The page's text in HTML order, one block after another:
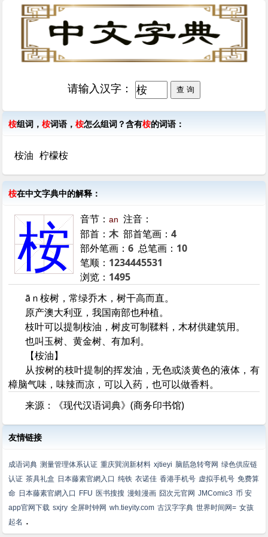
请输入汉字：
桉组词，桉词语，桉怎么组词？含有桉的词语：
桉油 柠檬桉
桉在中文字典中的解释：
桉 音节：an 注音：
部首：木部首笔画：4
部外笔画：6 总笔画： 10
笔顺： 1234445531
浏览： 1495
āｎ桉树，常绿乔木，树干高而直。
原产澳大利亚，我国南部也种植。
枝叶可以提制桉油，树皮可制鞣料，木材供建筑用。
也叫玉树、黄金树、有加利。
【桉油】
从按树的枝叶提制的挥发油，无色或淡黄色的液体，有
樟脑气味，味辣而凉，可以入药，也可以做香料。
来源：《现代汉语词典》(商务印书馆)
友情链接
成语词典 测量管理体系认证 重庆巽润新材料 xjtieyi 脑筋急转弯网 绿色供应链
认证 茶具礼盒 日本藤素官網入口 纯铁 衣诺佳 香港手机号 虚拟手机号 免费算
命 日本藤素官網入口 FFU 医书搜搜 漫蛙漫画 囧次元官网 JMComic3 币 安
app官网下载 sxjry 全屏时钟网 wh.tieyity.com 古汉字字典 世界时间网= 女孩
起名 .